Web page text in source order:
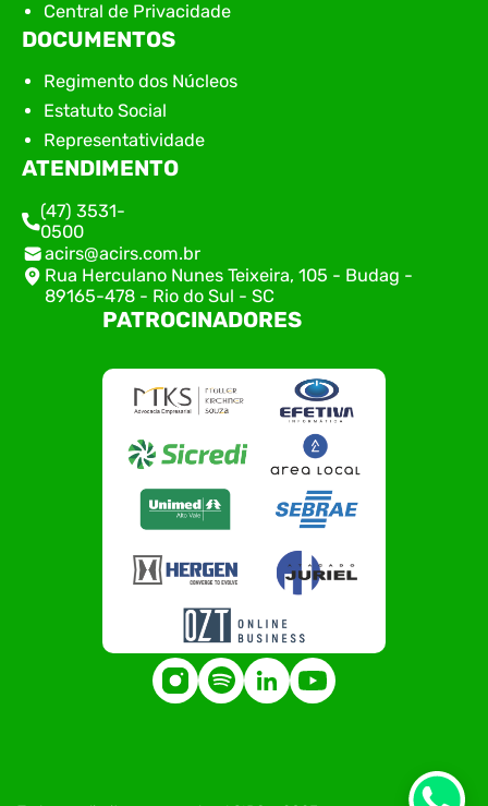
Central de Privacidade
DOCUMENTOS
Regimento dos Núcleos
Estatuto Social
Representatividade
ATENDIMENTO
(47) 3531-
0500
acirs@acirs.com.br
Rua Herculano Nunes Teixeira, 105 - Budag -
89165-478 - Rio do Sul - SC
PATROCINADORES